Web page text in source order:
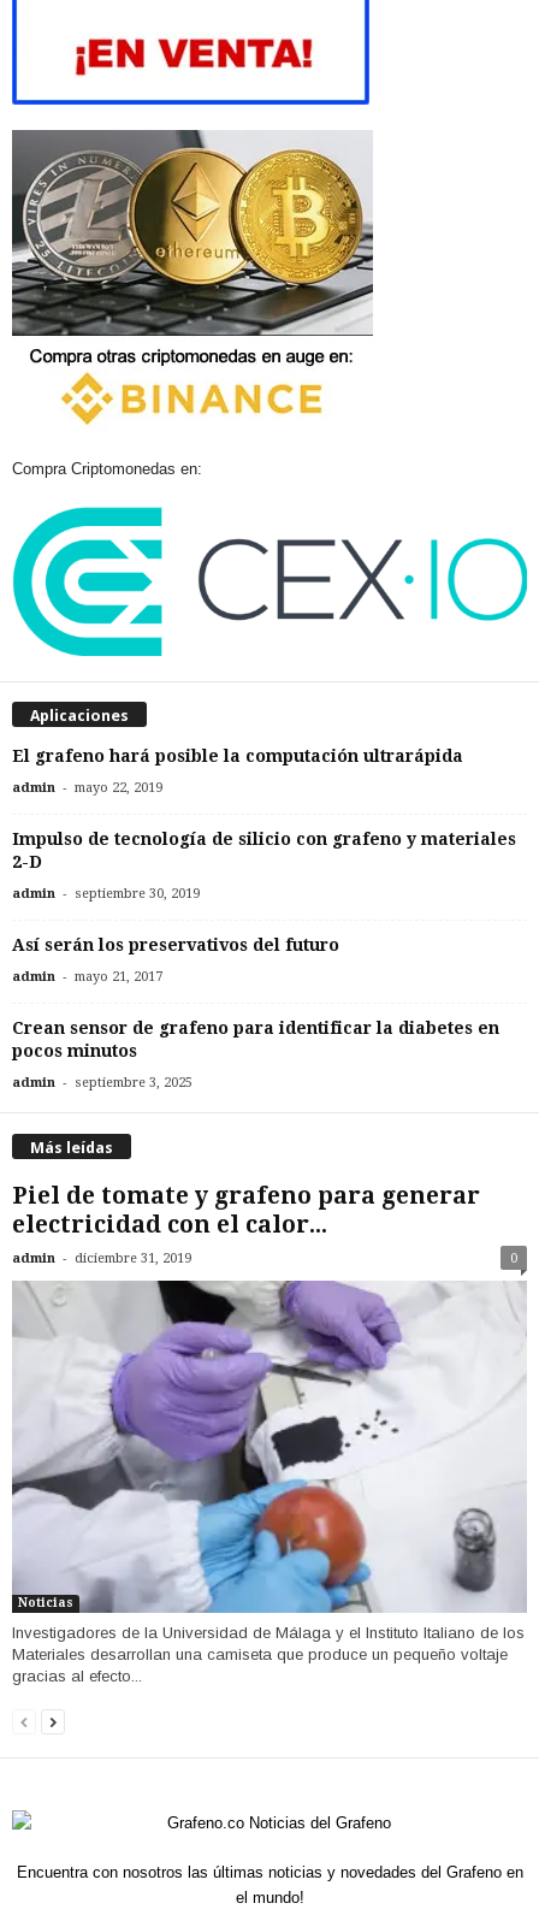
Compra Criptomonedas en:
Aplicaciones
El grafeno hará posible la computación ultrarápida
admin - mayo 22, 2019
Impulso de tecnología de silicio con grafeno y materiales
2-D
admin - septiembre 30, 2019
Así serán los preservativos del futuro
admin - mayo 21, 2017
Crean sensor de grafeno para identificar la diabetes en
pocos minutos
admin - septiembre 3, 2025
Más leídas
Piel de tomate y grafeno para generar
electricidad con el calor...
admin - diciembre 31, 2019 0
Noticias
Investigadores de la Universidad de Málaga y el Instituto Italiano de los
Materiales desarrollan una camiseta que produce un pequeño voltaje
gracias al efecto...
Encuentra con nosotros las últimas noticias y novedades del Grafeno en
el mundo!